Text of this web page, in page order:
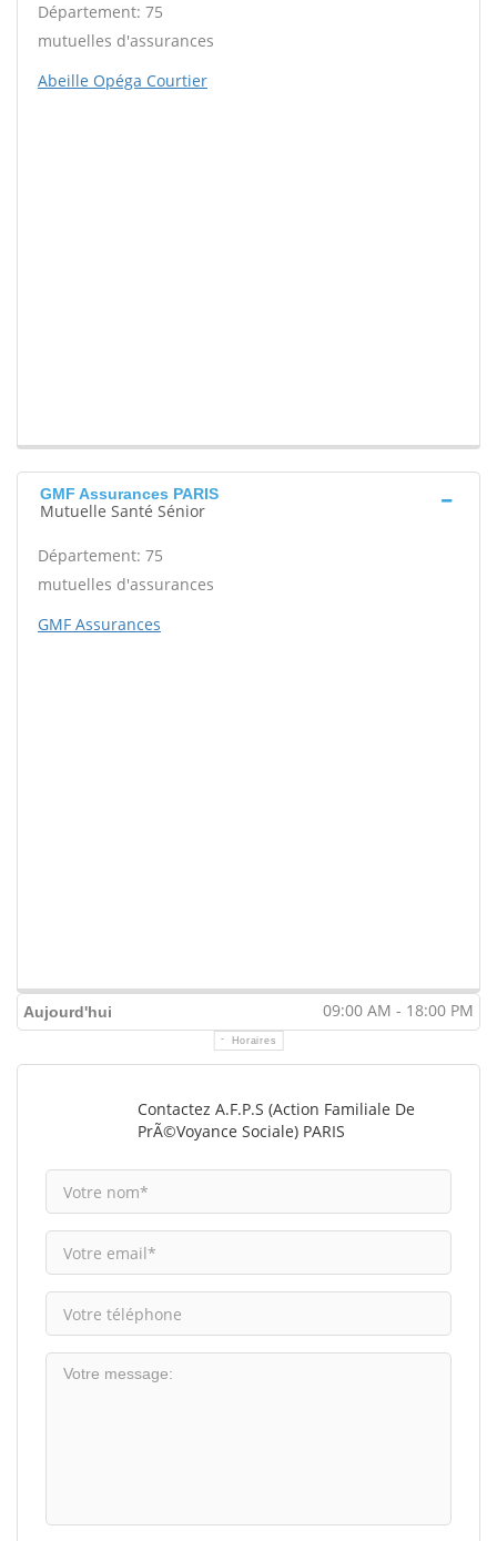
Département: 75
mutuelles d'assurances
Abeille Opéga Courtier
GMF Assurances PARIS
Mutuelle Santé Sénior
Département: 75
mutuelles d'assurances
GMF Assurances
Aujourd'hui 09:00 AM - 18:00 PM
Horaires
Contactez A.F.P.S (Action Familiale De
PrÃ©voyance Sociale) PARIS